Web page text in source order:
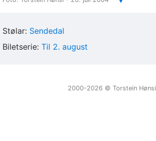
Stølar: Sendedal
Biletserie: Til 2. august
2000-2026 ©️ Torstein Hønsi